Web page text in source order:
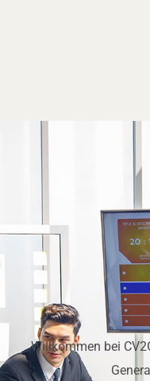
Willkommen bei